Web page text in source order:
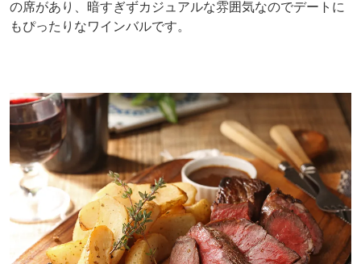
の席があり、暗すぎずカジュアルな雰囲気なのでデートに
もぴったりなワインバルです。